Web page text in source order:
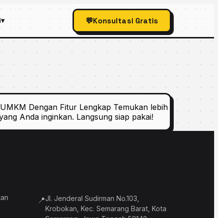
▾ 💬Konsultasi Gratis
social media.
Dengan Fitur Lengkap Temukan lebih
Anda inginkan. Langsung siap pakai!
📍Jl. Jenderal Sudirman No.103,
Krobokan, Kec. Semarang Barat, Kota